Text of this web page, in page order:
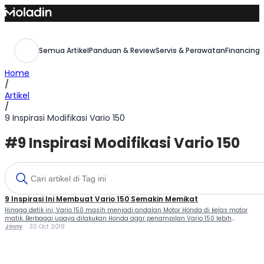
Skip
to
Semua ArtikelPanduan & ReviewServis & Perawatan
Home
/
Artikel
/
9 Inspirasi Modifikasi Vario 150
#9 Inspirasi Modifikasi Vario 150
9 Inspirasi Ini Membuat Vario 150 Semakin Memikat
Hingga detik ini, Vario 150 masih menjadi andalan Motor Honda di kelas motor
matik. Berbagai upaya dilakukan Honda agar penampilan Vario 150 lebih
menarik, termasuk penerapan modifikasi vario 155 dan aksen warna biru doff
Jinny 30 Oct 2019